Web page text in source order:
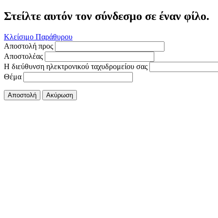
Στείλτε αυτόν τον σύνδεσμο σε έναν φίλο.
Κλείσιμο Παράθυρου
Αποστολή προς
Αποστολέας
Η διεύθυνση ηλεκτρονικού ταχυδρομείου σας
Θέμα
Αποστολή Ακύρωση